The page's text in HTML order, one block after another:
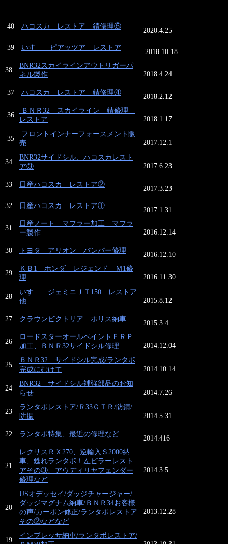
40 ハコスカ レストア 錆修理⑤
2020.4.25
39 いすゞ ピアッツア レストア
2018.10.18
38
BNR32スカイラインアウトリガーパ
ネル製作
2018.4.24
37 ハコスカ レストア 錆修理④
2018.2.12
36
ＢＮＲ32 スカイライン 錆修理
レストア
2018.1.17
35
フロントインナーフォースメント販
売
2017.12.1
34
BNR32サイドシル、ハコスカレスト
ア③
2017.6.23
33 日産ハコスカ レストア②
2017.3.23
32 日産ハコスカ レストア①
2017.1.31
31
日産ノート マフラー加工 マフラ
ー製作
2016.12.14
30 トヨタ アリオン バンパー修理
2016.12.10
29
ＫＢ1 ホンダ レジェンド Ｍ1修
理
2016.11.30
28
いすゞ ジェミニＪＴ150 レストア
他
2015.8.12
27 クラウンビクトリア ポリス納車
2015.3.4
26
ロードスターオールペイントＦＲＰ
加工、ＢＮＲ32サイドシル修理
2014.12.04
25
ＢＮＲ32 サイドシル完成/ランタボ
完成にむけて
2014.10.14
24
BNR32 サイドシル補強部品のお知
らせ
2014.7.26
23
ランタボレストア/Ｒ33ＧＴＲ/防錆/
防振
2014.5.31
22 ランタボ特集、最近の修理など
2014.416
21
レクサスＲＸ270、逆輸入Ｓ2000納
車、甦れランタボ！左ピラーレスト
アその③、アウディリヤフェンダー
修理など
2014.3.5
20
USオデッセイ/ダッジチャージャー/
ダッジマグナム納車/ＢＮＲ34お客様
の声/カーボン修正/ランタボレストア
その②などなど
2013.12.28
19
インプレッサ納車/ランタボレストア/